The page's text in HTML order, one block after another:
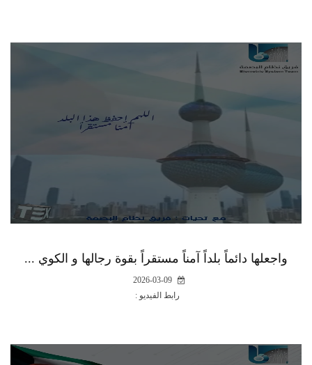
واجعلها دائماً بلداً آمناً مستقراً بقوة رجالها و الكوي ...
رابط الفيديو :